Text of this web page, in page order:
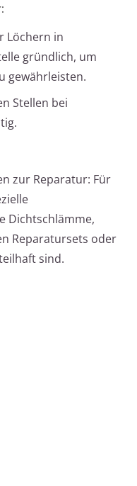
Löchern in
gründlich, um
gewährleisten.
Stellen bei
zur Reparatur: Für
Dichtschlämme,
Reparatursets oder
sind.